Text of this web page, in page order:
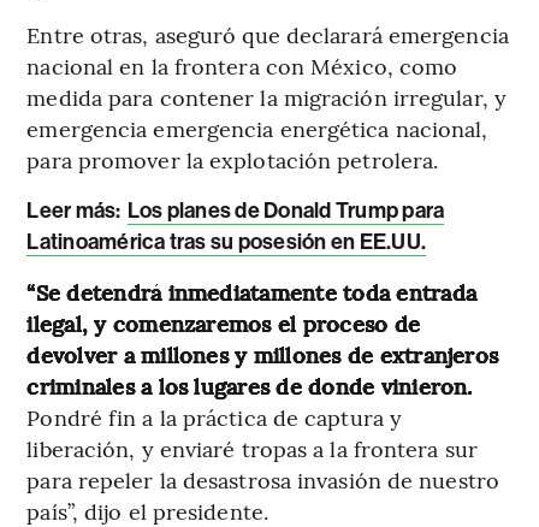
Entre otras, aseguró que declarará emergencia
nacional en la frontera con México, como
medida para contener la migración irregular, y
emergencia emergencia energética nacional,
para promover la explotación petrolera.
Leer más: Los planes de Donald Trump para
Latinoamérica tras su posesión en EE.UU.
“Se detendrá inmediatamente toda entrada
ilegal, y comenzaremos el proceso de
devolver a millones y millones de extranjeros
criminales a los lugares de donde vinieron.
Pondré fin a la práctica de captura y
liberación, y enviaré tropas a la frontera sur
para repeler la desastrosa invasión de nuestro
país”, dijo el presidente.